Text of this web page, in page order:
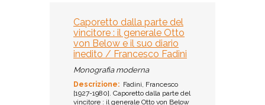
Caporetto dalla parte del
vincitore : il generale Otto
von Below e il suo diario
inedito / Francesco Fadini
Monografia moderna
Descrizione: Fadini, Francesco
[1927-1980]. Caporetto dalla parte del
vincitore : il generale Otto von Below